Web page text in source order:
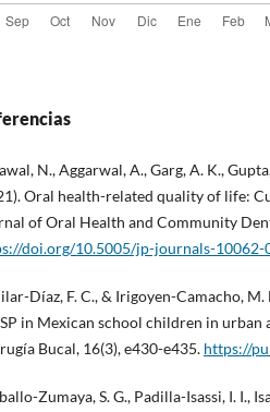
N., Aggarwal, A., Garg, A. K.,
Oral health-related quality of life:
of Oral Health and Community
doi.org/10.5005/jp-journals-10062-
Díaz, F. C., & Irigoyen-Camacho,
in Mexican school children in
Bucal, 16(3), e430-e435. https://
Zumaya, S. G., Padilla-Isassi, I. I.,